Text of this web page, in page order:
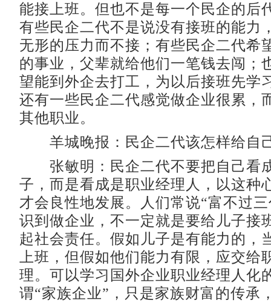
能接上班。但也不是每一个民企的后
有些民企二代不是说没有接班的能力
无形的压力而不接；有些民企二代希
的事业，父辈就给他们一笔钱去闯；
望能到外企去打工，为以后接班先学
还有一些民企二代感觉做企业很累，
其他职业。
羊城晚报：民企二代该怎样给自
张敏明：民企二代不要把自己看
子，而是看成是职业经理人，以这种
才会良性地发展。人们常说“富不过
识到做企业，不一定就是要给儿子接
起社会责任。假如儿子是有能力的，
上班，但假如他们能力有限，应交给
理。可以学习国外企业职业经理人化
谓“家族企业”，只是家族财富的传承